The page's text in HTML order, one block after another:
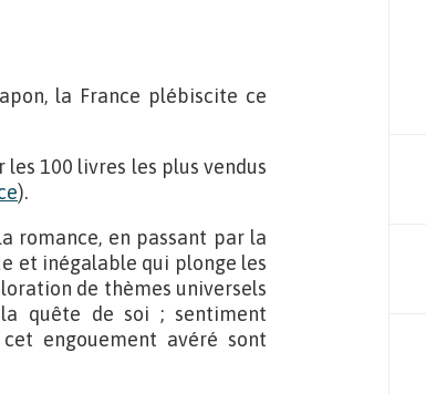
la France plébiscite ce
les 100 livres les plus vendus
).
romance, en passant par la
et inégalable qui plonge les
de thèmes universels
quête de soi ; sentiment
engouement avéré sont